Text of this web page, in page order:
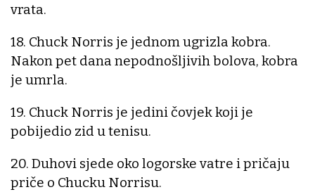
vrata.
18. Chuck Norris je jednom ugrizla kobra.
Nakon pet dana nepodnošljivih bolova, kobra
je umrla.
19. Chuck Norris je jedini čovjek koji je
pobijedio zid u tenisu.
20. Duhovi sjede oko logorske vatre i pričaju
priče o Chucku Norrisu.